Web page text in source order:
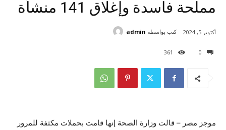
مملحة فاسدة وإغلاق 141 منشأة
0
361
أكتوبر 5, 2024 كتب بواسطة admin
موجز مصر – قالت وزارة الصحة إنها قامت بحملات مكثفة للمرور